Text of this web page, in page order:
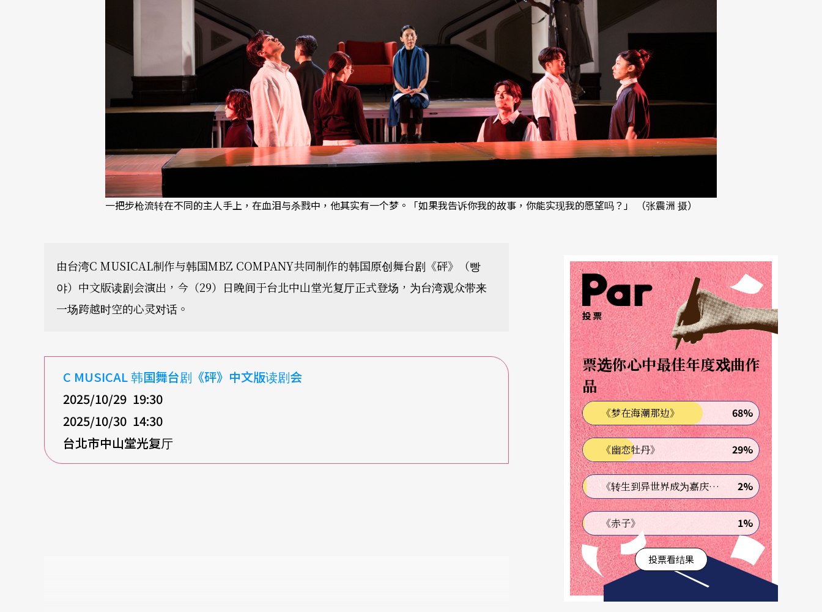
一把步枪流转在不同的主人手上，在血泪与杀戮中，他其实有一个梦。「如果我告诉你我的故事，你能实现我的愿望吗？」 （张震洲 摄）
由台湾C MUSICAL制作与韩国MBZ COMPANY共同制作的韩国原创舞台剧《砰》（빵
야）中文版读剧会演出，今（29）日晚间于台北中山堂光复厅正式登场，为台湾观众带来
一场跨越时空的心灵对话。
C MUSICAL韩国舞台剧《砰》中文版读剧会
2025/10/29 19:30
2025/10/30 14:30
台北市中山堂光复厅
投票
票选你心中最佳年度戏曲作
品
《梦在海潮那边》 68%
《幽恋牡丹》 29%
《转生到异世界成为嘉庆君—发现我的祖先是诈骗集团!?》 2%
《赤子》 1%
投票看结果